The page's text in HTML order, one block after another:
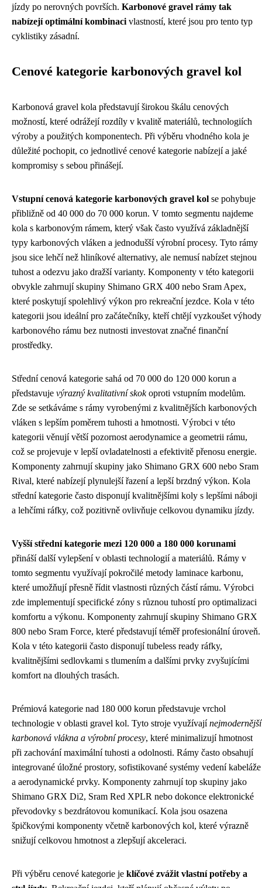
jízdy po nerovných površích. Karbonové gravel rámy tak
nabízejí optimální kombinaci vlastností, které jsou pro tento typ
cyklistiky zásadní.
Cenové kategorie karbonových gravel kol
Karbonová gravel kola představují širokou škálu cenových
možností, které odrážejí rozdíly v kvalitě materiálů, technologiích
výroby a použitých komponentech. Při výběru vhodného kola je
důležité pochopit, co jednotlivé cenové kategorie nabízejí a jaké
kompromisy s sebou přinášejí.
Vstupní cenová kategorie karbonových gravel kol se pohybuje
přibližně od 40 000 do 70 000 korun. V tomto segmentu najdeme
kola s karbonovým rámem, který však často využívá základnější
typy karbonových vláken a jednodušší výrobní procesy. Tyto rámy
jsou sice lehčí než hliníkové alternativy, ale nemusí nabízet stejnou
tuhost a odezvu jako dražší varianty. Komponenty v této kategorii
obvykle zahrnují skupiny Shimano GRX 400 nebo Sram Apex,
které poskytují spolehlivý výkon pro rekreační jezdce. Kola v této
kategorii jsou ideální pro začátečníky, kteří chtějí vyzkoušet výhody
karbonového rámu bez nutnosti investovat značné finanční
prostředky.
Střední cenová kategorie sahá od 70 000 do 120 000 korun a
představuje výrazný kvalitativní skokoproti vstupním modelům.
Zde se setkáváme s rámy vyrobenými z kvalitnějších karbonových
vláken s lepším poměrem tuhosti a hmotnosti. Výrobci v této
kategorii věnují větší pozornost aerodynamice a geometrii rámu,
což se projevuje v lepší ovladatelnosti a efektivitě přenosu energie.
Komponenty zahrnují skupiny jako Shimano GRX 600 nebo Sram
Rival, které nabízejí plynulejší řazení a lepší brzdný výkon. Kola
střední kategorie často disponují kvalitnějšími koly s lepšími náboji
a lehčími ráfky, což pozitivně ovlivňuje celkovou dynamiku jízdy.
Vyšší střední kategorie mezi 120 000 a 180 000 korunami
přináší další vylepšení v oblasti technologií a materiálů. Rámy v
tomto segmentu využívají pokročilé metody laminace karbonu,
které umožňují přesně řídit vlastnosti různých částí rámu. Výrobci
zde implementují specifické zóny s různou tuhostí pro optimalizaci
komfortu a výkonu. Komponenty zahrnují skupiny Shimano GRX
800 nebo Sram Force, které představují téměř profesionální úroveň.
Kola v této kategorii často disponují tubeless ready ráfky,
kvalitnějšími sedlovkami s tlumením a dalšími prvky zvyšujícími
komfort na dlouhých trasách.
Prémiová kategorie nad 180 000 korun představuje vrchol
technologie v oblasti gravel kol. Tyto stroje využívajínejmodernější
karbonová vlákna a výrobní procesy, které minimalizují hmotnost
při zachování maximální tuhosti a odolnosti. Rámy často obsahují
integrované úložné prostory, sofistikované systémy vedení kabeláže
a aerodynamické prvky. Komponenty zahrnují top skupiny jako
Shimano GRX Di2, Sram Red XPLR nebo dokonce elektronické
převodovky s bezdrátovou komunikací. Kola jsou osazena
špičkovými komponenty včetně karbonových kol, které výrazně
snižují celkovou hmotnost a zlepšují akceleraci.
Při výběru cenové kategorie je klíčové zvážit vlastní potřeby a